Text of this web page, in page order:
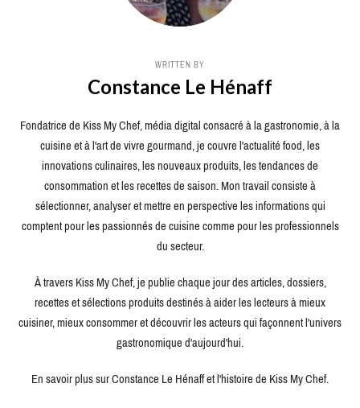
WRITTEN BY
Constance Le Hénaff
Fondatrice de Kiss My Chef, média digital consacré à la gastronomie, à la
cuisine et à l'art de vivre gourmand, je couvre l'actualité food, les
innovations culinaires, les nouveaux produits, les tendances de
consommation et les recettes de saison. Mon travail consiste à
sélectionner, analyser et mettre en perspective les informations qui
comptent pour les passionnés de cuisine comme pour les professionnels
du secteur.
À travers Kiss My Chef, je publie chaque jour des articles, dossiers,
recettes et sélections produits destinés à aider les lecteurs à mieux
cuisiner, mieux consommer et découvrir les acteurs qui façonnent l'univers
gastronomique d'aujourd'hui.
En savoir plus sur Constance Le Hénaff et l'histoire de Kiss My Chef.